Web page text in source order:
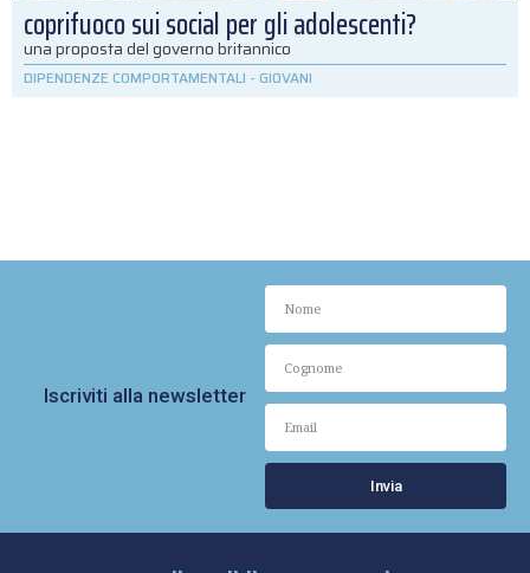
coprifuoco sui social per gli adolescenti?
una proposta del governo britannico
DIPENDENZE COMPORTAMENTALI - GIOVANI
Iscriviti alla newsletter
Invia